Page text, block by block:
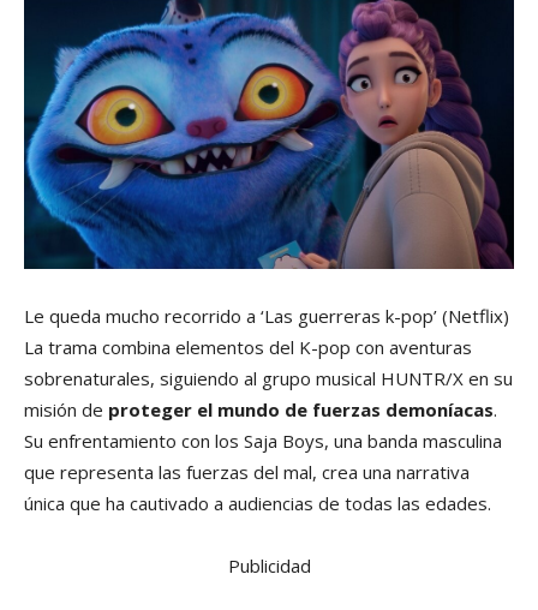
Le queda mucho recorrido a ‘Las guerreras k-pop’ (Netflix)
La trama combina elementos del K-pop con aventuras
sobrenaturales, siguiendo al grupo musical HUNTR/X en su
misión de proteger el mundo de fuerzas demoníacas.
Su enfrentamiento con los Saja Boys, una banda masculina
que representa las fuerzas del mal, crea una narrativa
única que ha cautivado a audiencias de todas las edades.
Publicidad